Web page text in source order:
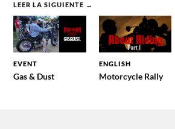
LEER LA SIGUIENTE →
EVENT
Gas & Dust
ENGLISH
Motorcycle Rally